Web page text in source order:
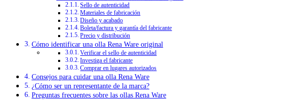
Sello de autenticidad
Materiales de fabricación
Diseño y acabado
Boleta/factura y garantía del fabricante
Precio y distribución
Cómo identificar una olla Rena Ware original
Verificar el sello de autenticidad
Investiga el fabricante
Comprar en lugares autorizados
Consejos para cuidar una olla Rena Ware
¿Cómo ser un representante de la marca?
Preguntas frecuentes sobre las ollas Rena Ware